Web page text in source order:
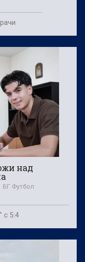
над
БГ Футбол
с 5:4